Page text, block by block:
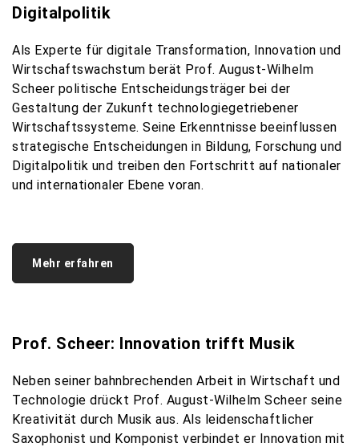
Digitalpolitik
Als Experte für digitale Transformation, Innovation und
Wirtschaftswachstum berät Prof. August-Wilhelm
Scheer politische Entscheidungsträger bei der
Gestaltung der Zukunft technologiegetriebener
Wirtschaftssysteme. Seine Erkenntnisse beeinflussen
strategische Entscheidungen in Bildung, Forschung und
Digitalpolitik und treiben den Fortschritt auf nationaler
und internationaler Ebene voran.
Mehr erfahren
Prof. Scheer: Innovation trifft Musik
Neben seiner bahnbrechenden Arbeit in Wirtschaft und
Technologie drückt Prof. August-Wilhelm Scheer seine
Kreativität durch Musik aus. Als leidenschaftlicher
Saxophonist und Komponist verbindet er Innovation mit